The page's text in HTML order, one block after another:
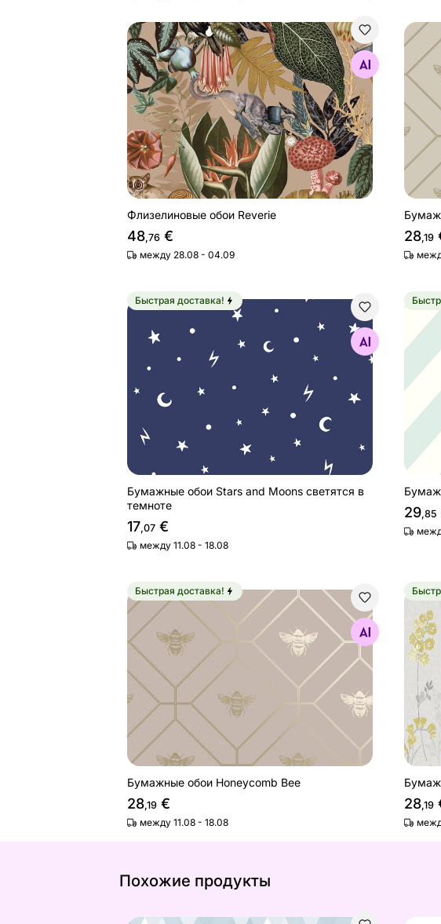
Флизелиновые обои Reverie
Найдите похожие
Флизелиновые обои Reverie
48,76 €
между 28.08 - 04.09
28,19
Бумажные обои Stars and Moons светятся в
Найдите похожие
Быстрая доставка!
Бумажные обои Stars and Moons светятся в
темноте
17,07 €
между 11.08 - 18.08
29,85
Бумажные обои Honeycomb Bee
Найдите похожие
Быстрая доставка!
Бумажные обои Honeycomb Bee
28,19 €
между 11.08 - 18.08
28,19
Похожие продукты